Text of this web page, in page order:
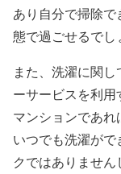
あり自分で掃除
態で過ごせるでし
また、洗濯に関
ーサービスを利
マンションであ
いつでも洗濯が
クではありませ